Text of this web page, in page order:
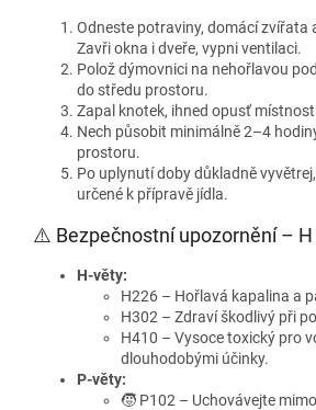
Odneste potraviny, domácí zvířata
Zavři okna i dveře, vypni ventilaci.
Polož dýmovnici na nehořlavou
do středu prostoru.
Zapal knotek, ihned opusť
Nech působit minimálně 2–4
prostoru.
Po uplynutí doby důkladně
určené k přípravě jídla.
⚠️ Bezpečnostní upozornění – H
H‑věty:
H226 – Hořlavá kapalina a
H302 – Zdraví škodlivý při
H410 – Vysoce toxický pro
dlouhodobými účinky.
P‑věty:
🧒 P102 – Uchovávejte